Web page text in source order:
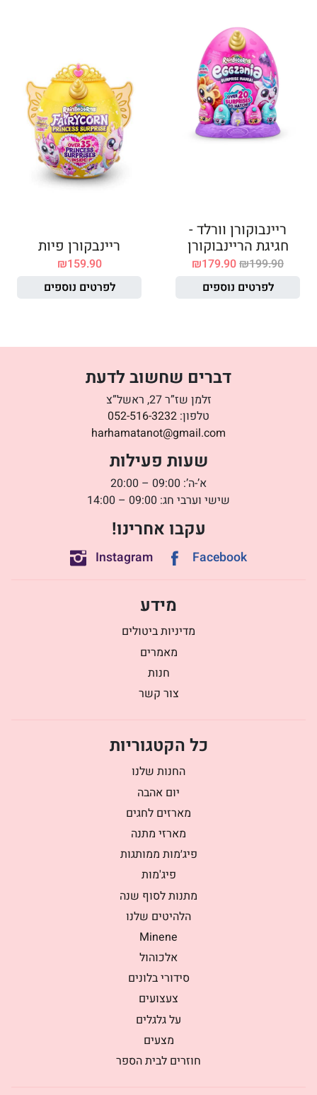
ריינבוקורן וורלד -
חגיגת הריינבוקורן
₪199.90
₪179.90
לפרטים נוספים
ריינבקורן פיות
₪159.90
לפרטים נוספים
דברים שחשוב לדעת
זלמן שז”ר 27, ראשל”צ
טלפון: 052-516-3232
harhamatanot@gmail.com
שעות פעילות
א’-ה’: 09:00 – 20:00
שישי וערבי חג: 09:00 – 14:00
עקבו אחרינו!
Facebook
Instagram
מידע
מדיניות ביטולים
מאמרים
חנות
צור קשר
כל הקטגוריות
החנות שלנו
יום אהבה
מארזים לחגים
מארזי מתנה
פיג׳מות ממותגות
פיג'מות
מתנות לסוף שנה
הלהיטים שלנו
Minene
אלכוהול
סידורי בלונים
צעצועים
על גלגלים
מצעים
חוזרים לבית הספר